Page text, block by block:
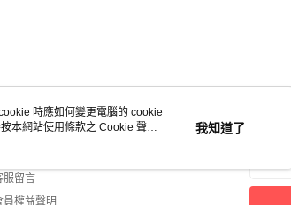
服資訊
服留言
員權益聲明
官方
時應如何變更電腦的 cookie
本網站使用條款之 Cookie 聲明
我知道了